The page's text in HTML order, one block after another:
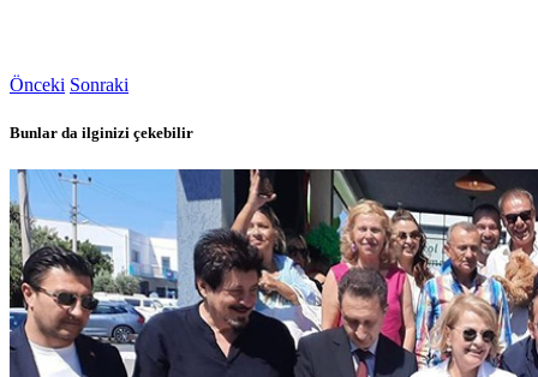
Önceki Sonraki
Bunlar da ilginizi çekebilir